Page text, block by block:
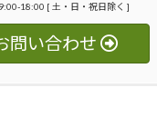
18:00 [ 土・日・祝日除く ]
問い合わせ